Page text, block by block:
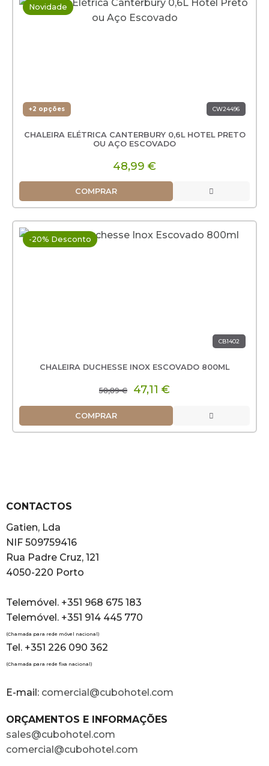
Novidade
+2 opções CW24496
CHALEIRA ELÉTRICA CANTERBURY 0,6L HOTEL PRETO
OU AÇO ESCOVADO
48,99 €
COMPRAR
-20% Desconto
CB1402
CHALEIRA DUCHESSE INOX ESCOVADO 800ML
58,89 € 47,11 €
COMPRAR
CONTACTOS
Gatien, Lda
NIF 509759416
Rua Padre Cruz, 121
4050-220 Porto
Telemóvel. +351 968 675 183
Telemóvel. +351 914 445 770
(Chamada para rede móvel nacional)
Tel. +351 226 090 362
(Chamada para rede fixa nacional)
E-mail: comercial@cubohotel.com
ORÇAMENTOS E INFORMAÇÕES
sales@cubohotel.com
comercial@cubohotel.com